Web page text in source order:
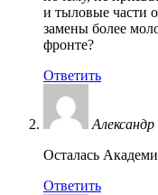
и тыловые части
замены более
фронте?
Ответить
Александр
Осталась
Ответить